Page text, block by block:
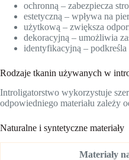
ochronną – zabezpiecza
estetyczną – wpływa na
użytkową – zwiększa
dekoracyjną – umożliwia
identyfikacyjną –
Rodzaje tkanin używanych w
Introligatorstwo wykorzystuje
odpowiedniego materiału zależy
Naturalne i syntetyczne materiały
Materiały